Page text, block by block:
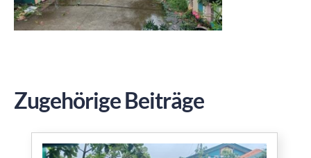
Zugehörige Beiträge